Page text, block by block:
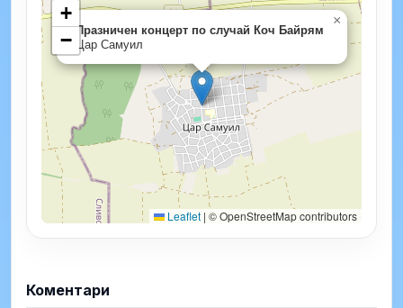
Празничен концерт по случай Коч Байрям
Цар Самуил
×
+
−
Leaflet | © OpenStreetMap contributors
Коментари